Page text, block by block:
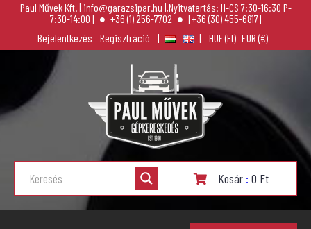
Paul Művek Kft. | info@garazsipar.hu |,Nyitvatartás: H-CS 7:30-16:30 P-
7:30-14:00 |
+36 (1) 256-7702
[+36 (30) 455-6817]
Bejelentkezés
Regisztráció | |
Kosár: 0 Ft